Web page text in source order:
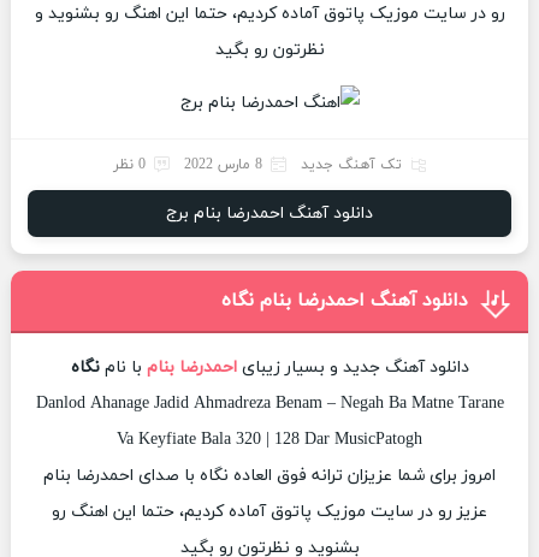
رو در سایت موزیک پاتوق آماده کردیم، حتما این اهنگ رو بشنوید و
نظرتون رو بگید
تک آهنگ جدید 8 مارس 2022 0 نظر
دانلود آهنگ احمدرضا بنام برج
دانلود آهنگ احمدرضا بنام نگاه
دانلود آهنگ جدید و بسیار زیبایاحمدرضا بنام با نامنگاه
Danlod Ahanage Jadid Ahmadreza Benam – Negah Ba Matne Tarane
Va Keyfiate Bala 320 | 128 Dar MusicPatogh
امروز برای شما عزیزان ترانه فوق العاده نگاه با صدای احمدرضا بنام
عزیز رو در سایت موزیک پاتوق آماده کردیم، حتما این اهنگ رو
بشنوید و نظرتون رو بگید